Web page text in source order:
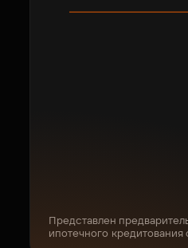
Представлен
ипотечного